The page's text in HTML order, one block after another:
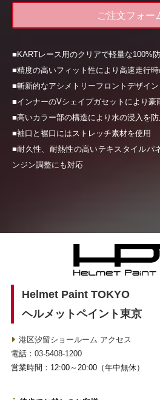
ご注文フォー
■KARTレース用のクリアで軽量な100%
■精度の高いフィット性により高速走行
■斬新的なアシメトリーフロントデザイン
■インナーのVシェイプガセットにより豪
■高いカラー部の構造により水の浸入を防
■袖口と裾口にはストレッチ素材を使用
■耐久性、耐熱性の高いテキスタイルパ
ンジン調整にも対応
Helmet Paint TOKYO
ヘルメットペイント東京
港区汐留ショールーム アクセス
電話： 03-5408-1200
営業時間：12:00～20:00（年中無休）